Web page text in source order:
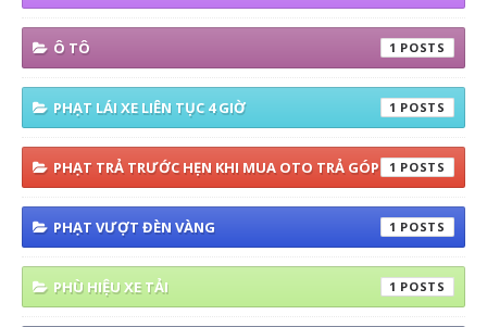
Ô TÔ 1
PHẠT LÁI XE LIÊN TỤC 4 GIỜ 1
PHẠT TRẢ TRƯỚC HẸN KHI MUA OTO TRẢ GÓP 1
PHẠT VƯỢT ĐÈN VÀNG 1
PHÙ HIỆU XE TẢI 1